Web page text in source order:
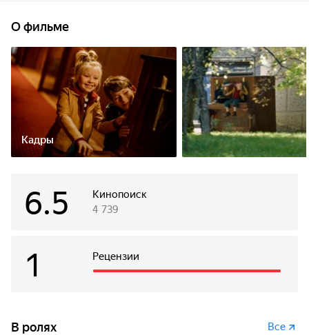
себя необычно — играть сам по себе и всячески дразнить
хозяйку. А потом Нину и вовсе похитили вместе
с пианино, с помощью которого злодеи планируют
подчинить себе мир. Нине и ее другу Кириллу нужно
помешать им осуществить задуманное.
О фильме
Кадры
Кинопоиск
6.5 4 739
Рецензии
1
В ролях Все